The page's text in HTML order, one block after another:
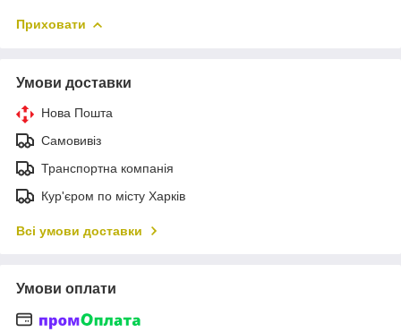
Приховати
Умови доставки
Нова Пошта
Самовивіз
Транспортна компанія
Кур'єром по місту Харків
Всі умови доставки
Умови оплати